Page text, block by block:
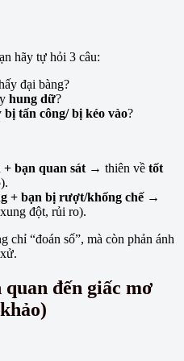
hãy tự hỏi 3 câu:
đại bàng?
hung dữ?
bị tấn công/ bị kéo vào?
bạn quan sát → thiên về tốt
+ bạn bị rượt/khống chế→
đột, rủi ro).
chỉ “đoán số”, mà còn phản ánh
đến giấc mơ